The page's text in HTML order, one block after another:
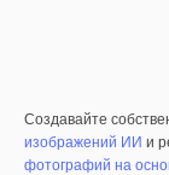
Создавайте
изображений ИИ и
фотографий на